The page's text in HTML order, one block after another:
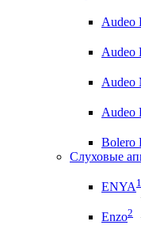
Audeo
Audeo
Audeo
Bolero
Слуховые
ENYA
Enzo2